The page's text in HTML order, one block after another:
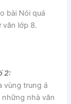
bài Nói quá
văn lớp 8.
2:
vùng trung á
nhà văn